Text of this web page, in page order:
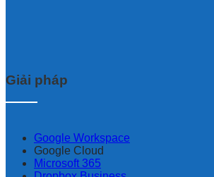
Giải pháp
Google Workspace
Google Cloud
Microsoft 365